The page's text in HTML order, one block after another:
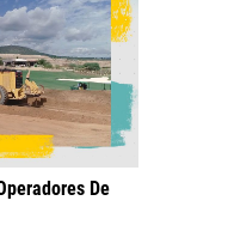
De